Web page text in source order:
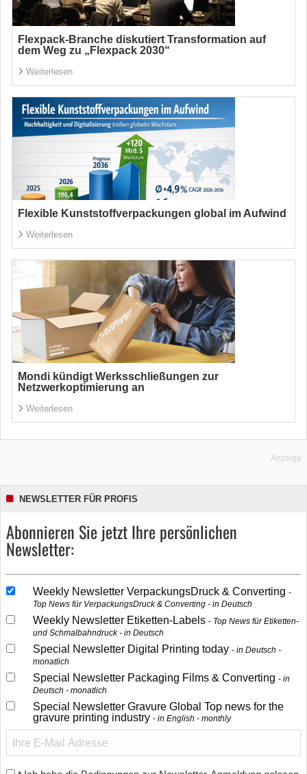
Flexpack-Branche diskutiert Transformation auf
dem Weg zu „Flexpack 2030“
Weiterlesen
Flexible Kunststoffverpackungen global im Aufwind
Weiterlesen
Mondi kündigt Werksschließungen zur
Netzwerkoptimierung an
Weiterlesen
Anzeige
NEWSLETTER FÜR PROFIS
Abonnieren Sie jetzt Ihre persönlichen
Newsletter:
Weekly Newsletter VerpackungsDruck & Converting
Top News für VerpackungsDruck & Converting - in Deutsch
Weekly Newsletter Etiketten-Labels
Top News für Etiketten-
und Schmalbahndruck - in Deutsch
Special Newsletter Digital Printing today
in Deutsch -
monatlich
Special Newsletter Packaging Films & Converting
in
Deutsch - monatlich
Special Newsletter Gravure Global Top news for the
gravure printing industry
in English - monthly